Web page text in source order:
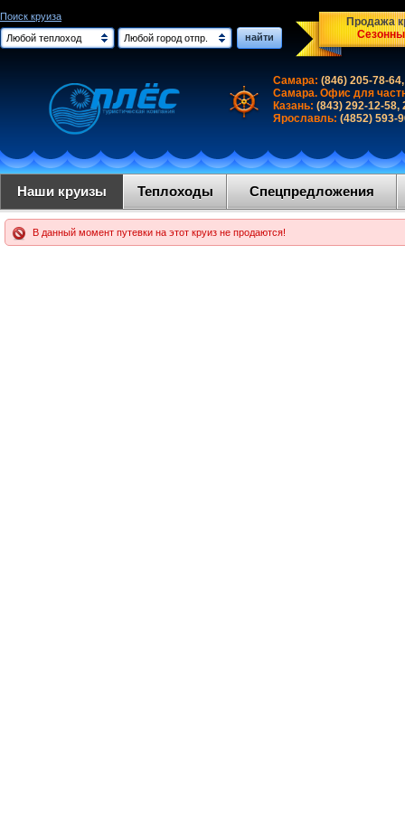
Поиск круиза
Любой теплоход
Любой город отпр. найти
Продажа
Самара: (846) 205-78-
Самара. Офис для
Казань: (843) 292-12-58,
Ярославль: (4852) 593-
Наши круизы Теплоходы Спецпредложения
В данный момент путевки на этот круиз не продаются!